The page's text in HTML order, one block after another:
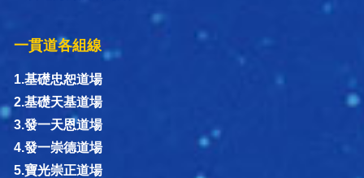
一貫道各組線
1.基礎忠恕道場
2.基礎天基道場
3.發一天恩道場
4.發一崇德道場
5.寶光崇正道場